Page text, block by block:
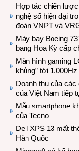
Hợp tác chiến lược
nghệ số hiện đại
đoàn VNPT và
Máy bay Boeing
bang Hoa Kỳ cấp
Màn hình gaming
khủng” tới
Doanh thu của các
của Việt Nam tiếp
Mẫu smartphone
của Tecno
Dell XPS 13 mất
Hàn Quốc